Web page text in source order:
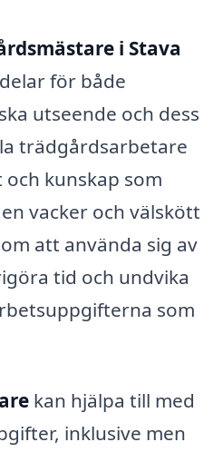
i Stava
för både
utseende och dess
trädgårdsarbetare
kunskap som
vacker och välskött
att använda sig av
tid och undvika
som
kan hjälpa till med
inklusive men